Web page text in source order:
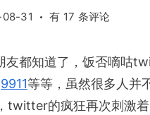
31
又
国
产
微
博
有 17 条评论
友都知道了，饭否嘀咕
9911等等，虽然很多人并
twitter的疯狂再次刺激